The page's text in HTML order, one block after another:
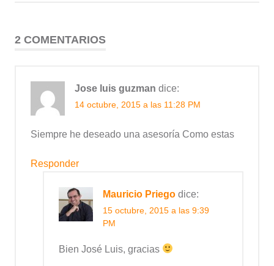
2 COMENTARIOS
Jose luis guzman dice:
14 octubre, 2015 a las 11:28 PM
Siempre he deseado una asesoría Como estas
Responder
Mauricio Priego dice:
15 octubre, 2015 a las 9:39
PM
Bien José Luis, gracias